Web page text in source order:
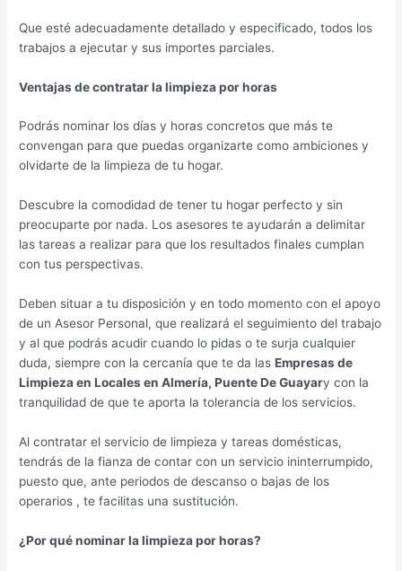
Que esté adecuadamente detallado y especificado, todos los
trabajos a ejecutar y sus importes parciales.
Ventajas de contratar la limpieza por horas
Podrás nominar los días y horas concretos que más te
convengan para que puedas organizarte como ambiciones y
olvidarte de la limpieza de tu hogar.
Descubre la comodidad de tener tu hogar perfecto y sin
preocuparte por nada. Los asesores te ayudarán a delimitar
las tareas a realizar para que los resultados finales cumplan
con tus perspectivas.
Deben situar a tu disposición y en todo momento con el apoyo
de un Asesor Personal, que realizará el seguimiento del trabajo
y al que podrás acudir cuando lo pidas o te surja cualquier
duda, siempre con la cercanía que te da lasEmpresas de
Limpieza en Locales en Almería, Puente De Guayary con la
tranquilidad de que te aporta la tolerancia de los servicios.
Al contratar el servicio de limpieza y tareas domésticas,
tendrás de la fianza de contar con un servicio ininterrumpido,
puesto que, ante periodos de descanso o bajas de los
operarios , te facilitas una sustitución.
¿Por qué nominar la limpieza por horas?